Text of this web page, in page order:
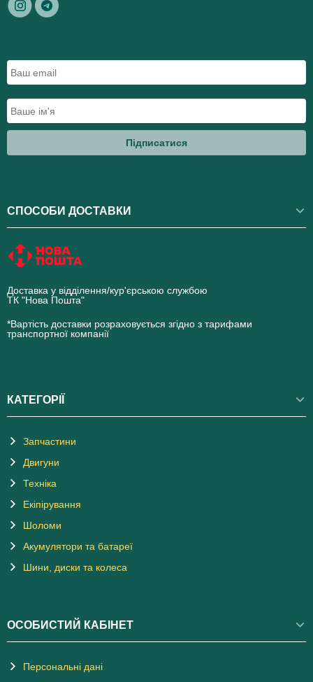
Підписатися
СПОСОБИ ДОСТАВКИ
Доставка у відділення/кур'єрською службою
ТК "Нова Пошта"
*Вартість доставки розраховується згідно з тарифами
транспортної компанії
КАТЕГОРІЇ
Запчастини
Двигуни
Техніка
Екіпірування
Шоломи
Акумулятори та батареї
Шини, диски та колеса
ОСОБИСТИЙ КАБІНЕТ
Персональні дані